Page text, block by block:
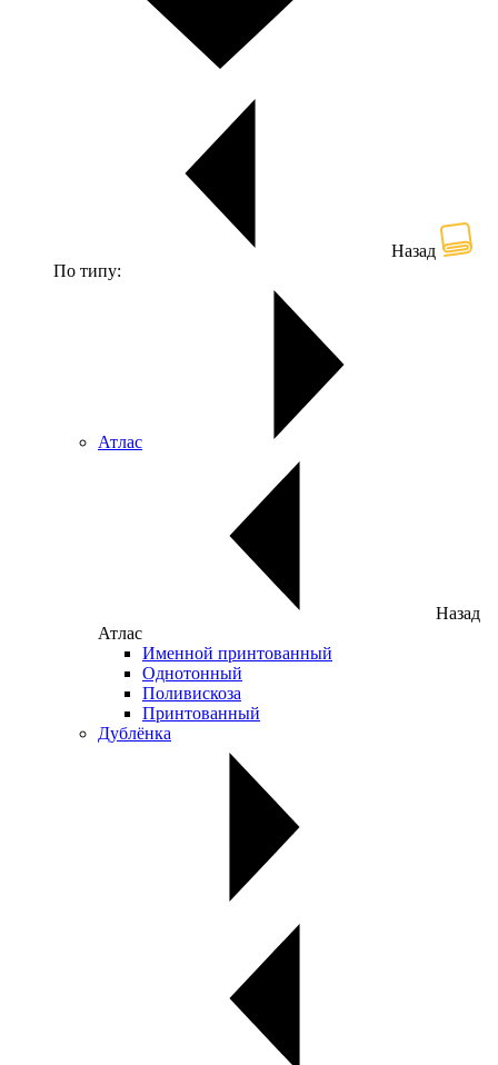
Назад
По типу:
Атлас
Назад
Атлас
Именной принтованный
Однотонный
Поливискоза
Принтованный
Дублёнка